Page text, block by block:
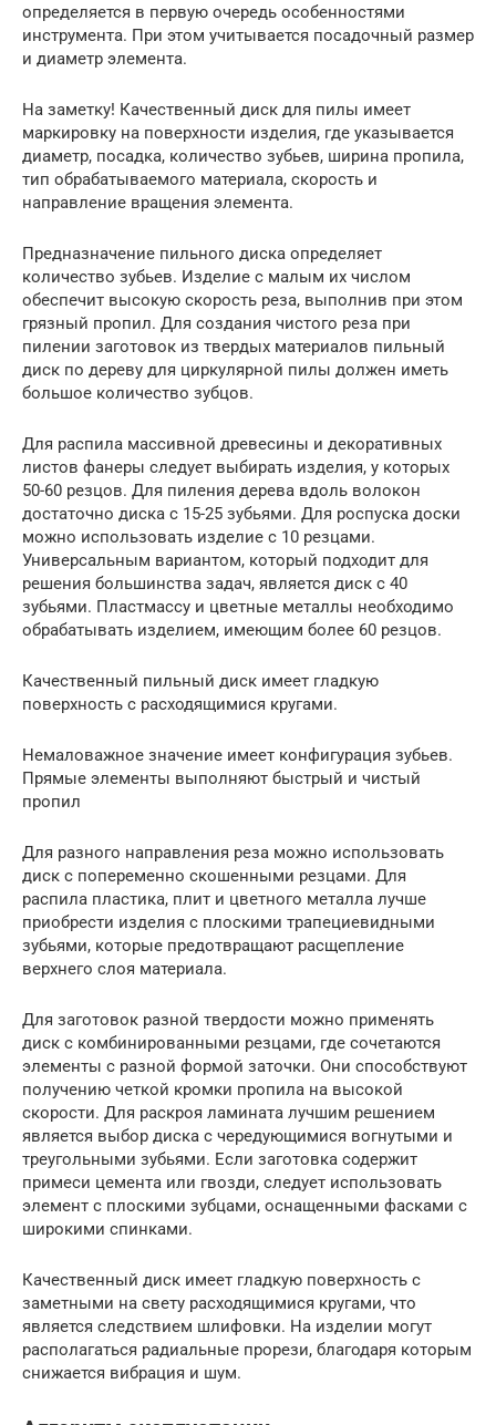
определяется в первую очередь особенностями
инструмента. При этом учитывается посадочный размер
и диаметр элемента.
На заметку! Качественный диск для пилы имеет
маркировку на поверхности изделия, где указывается
диаметр, посадка, количество зубьев, ширина пропила,
тип обрабатываемого материала, скорость и
направление вращения элемента.
Предназначение пильного диска определяет
количество зубьев. Изделие с малым их числом
обеспечит высокую скорость реза, выполнив при этом
грязный пропил. Для создания чистого реза при
пилении заготовок из твердых материалов пильный
диск по дереву для циркулярной пилы должен иметь
большое количество зубцов.
Для распила массивной древесины и декоративных
листов фанеры следует выбирать изделия, у которых
50-60 резцов. Для пиления дерева вдоль волокон
достаточно диска с 15-25 зубьями. Для роспуска доски
можно использовать изделие с 10 резцами.
Универсальным вариантом, который подходит для
решения большинства задач, является диск с 40
зубьями. Пластмассу и цветные металлы необходимо
обрабатывать изделием, имеющим более 60 резцов.
Качественный пильный диск имеет гладкую
поверхность с расходящимися кругами.
Немаловажное значение имеет конфигурация зубьев.
Прямые элементы выполняют быстрый и чистый
пропил
Для разного направления реза можно использовать
диск с попеременно скошенными резцами. Для
распила пластика, плит и цветного металла лучше
приобрести изделия с плоскими трапециевидными
зубьями, которые предотвращают расщепление
верхнего слоя материала.
Для заготовок разной твердости можно применять
диск с комбинированными резцами, где сочетаются
элементы с разной формой заточки. Они способствуют
получению четкой кромки пропила на высокой
скорости. Для раскроя ламината лучшим решением
является выбор диска с чередующимися вогнутыми и
треугольными зубьями. Если заготовка содержит
примеси цемента или гвозди, следует использовать
элемент с плоскими зубцами, оснащенными фасками с
широкими спинками.
Качественный диск имеет гладкую поверхность с
заметными на свету расходящимися кругами, что
является следствием шлифовки. На изделии могут
располагаться радиальные прорези, благодаря которым
снижается вибрация и шум.